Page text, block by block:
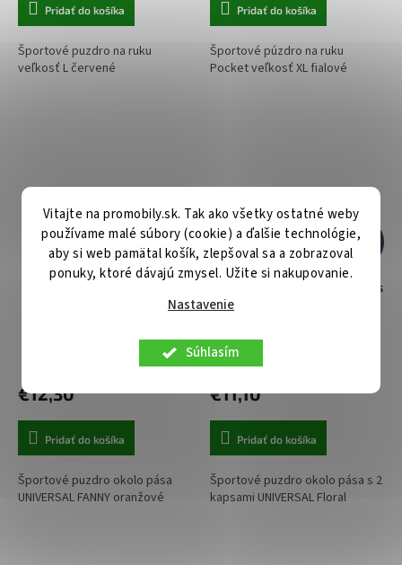
Vitajte na promobily.sk. Tak ako všetky ostatné weby
používame malé súbory (cookie) a ďalšie technológie,
aby si web pamätal košík, zlepšoval sa a zobrazoval
ponuky, ktoré dávajú zmysel. Užite si nakupovanie.
Nastavenie
Súhlasím
Pridať do košíka
Športové puzdro na ruku
veľkosť L červené
Pridať do košíka
Športové púzdro na ruku
Pocket veľkosť XL fialové
€13,90
–11 %
UNIVERSAL FANNY oranžové
€12,30
Pridať do košíka
Športové puzdro okolo pása
UNIVERSAL FANNY oranžové
€15,90
–30 %
Športové puzdro okolo pása s
2 kapsami UNIVERSAL Floral
Skladom u nás
€11,10
Pridať do košíka
Športové puzdro okolo pása s 2
kapsami UNIVERSAL Floral